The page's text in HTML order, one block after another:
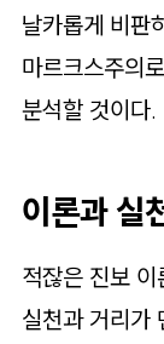
날카롭게 비판
마르크스주의
분석할 것이다.
이론과 실
적잖은 진보
실천과 거리가